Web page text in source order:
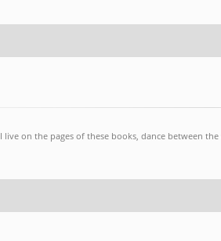
I live on the pages of these books, dance between